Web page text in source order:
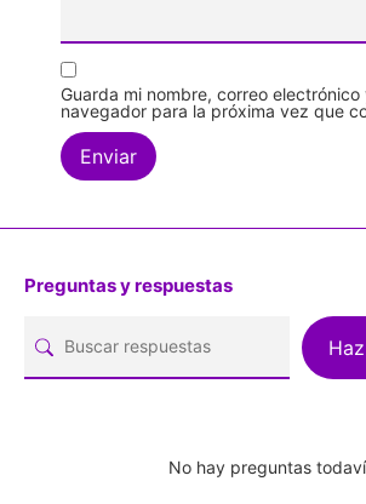
Guarda mi nombre, correo
navegador para la próxima vez que
Preguntas y respuestas
No hay preguntas